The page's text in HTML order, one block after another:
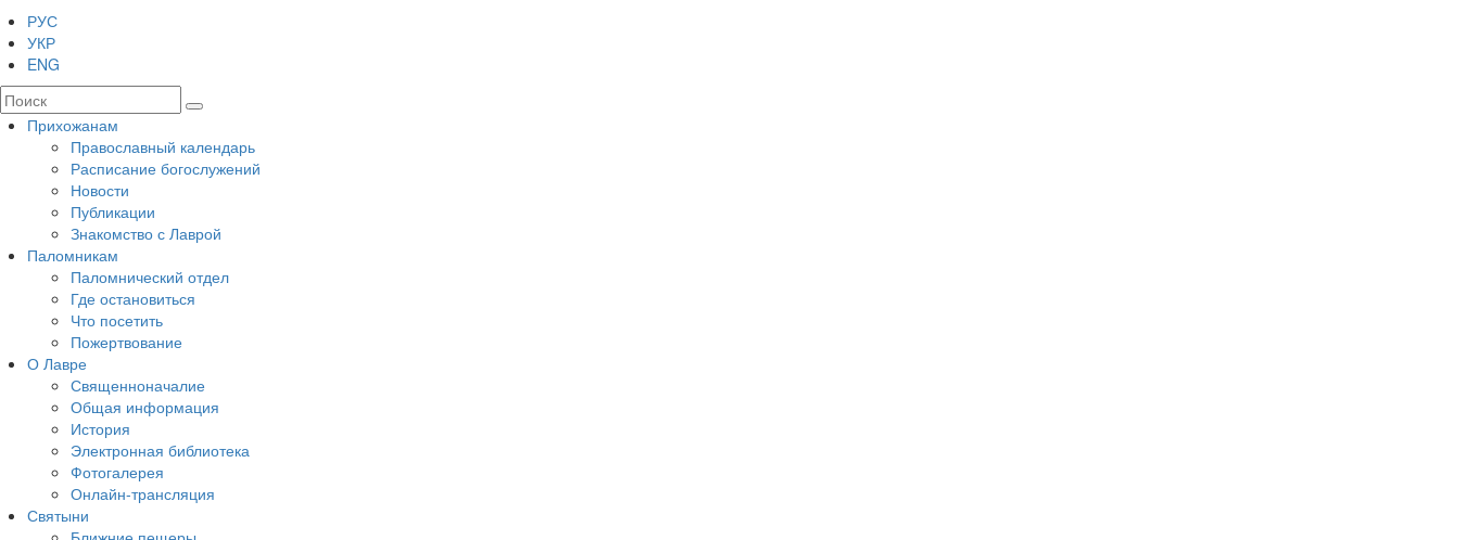
РУС
УКР
ENG
Прихожанам
Православный календарь
Расписание богослужений
Новости
Публикации
Знакомство с Лаврой
Паломникам
Паломнический отдел
Где остановиться
Что посетить
Пожертвование
О Лавре
Священноначалие
Общая информация
История
Электронная библиотека
Фотогалерея
Онлайн-трансляция
Святыни